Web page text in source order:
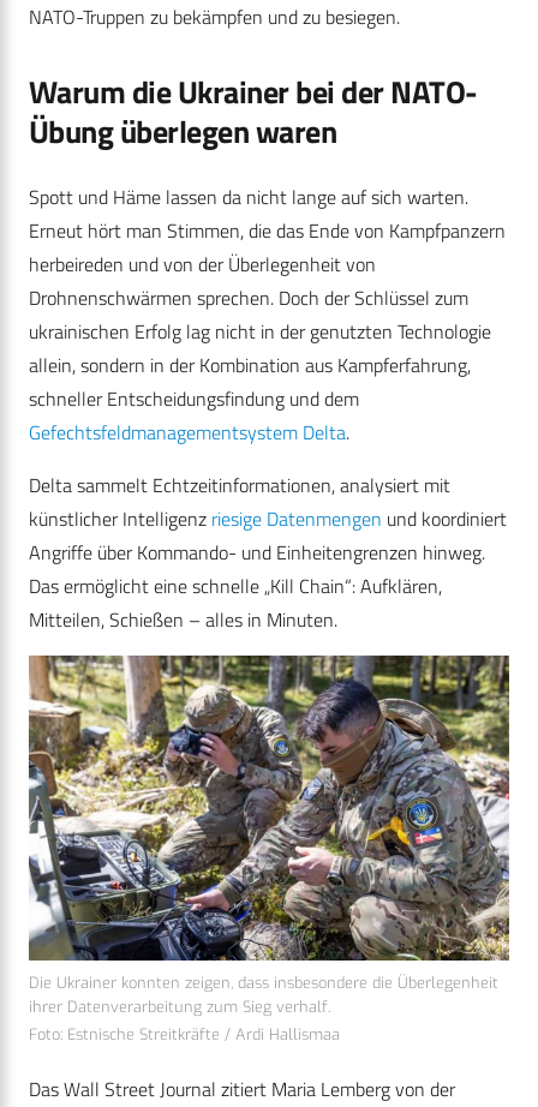
NATO-Truppen zu bekämpfen und zu besiegen.
Warum die Ukrainer bei der NATO-
Übung überlegen waren
Spott und Häme lassen da nicht lange auf sich warten.
Erneut hört man Stimmen, die das Ende von Kampfpanzern
herbeireden und von der Überlegenheit von
Drohnenschwärmen sprechen. Doch der Schlüssel zum
ukrainischen Erfolg lag nicht in der genutzten Technologie
allein, sondern in der Kombination aus Kampferfahrung,
schneller Entscheidungsfindung und dem
Gefechtsfeldmanagementsystem Delta.
Delta sammelt Echtzeitinformationen, analysiert mit
künstlicher Intelligenz riesige Datenmengen und koordiniert
Angriffe über Kommando- und Einheitengrenzen hinweg.
Das ermöglicht eine schnelle „Kill Chain“: Aufklären,
Mitteilen, Schießen – alles in Minuten.
Die Ukrainer konnten zeigen, dass insbesondere die Überlegenheit
ihrer Datenverarbeitung zum Sieg verhalf.
Foto: Estnische Streitkräfte / Ardi Hallismaa
Das Wall Street Journal zitiert Maria Lemberg von der